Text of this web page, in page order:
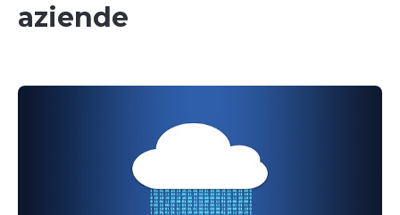
aziende